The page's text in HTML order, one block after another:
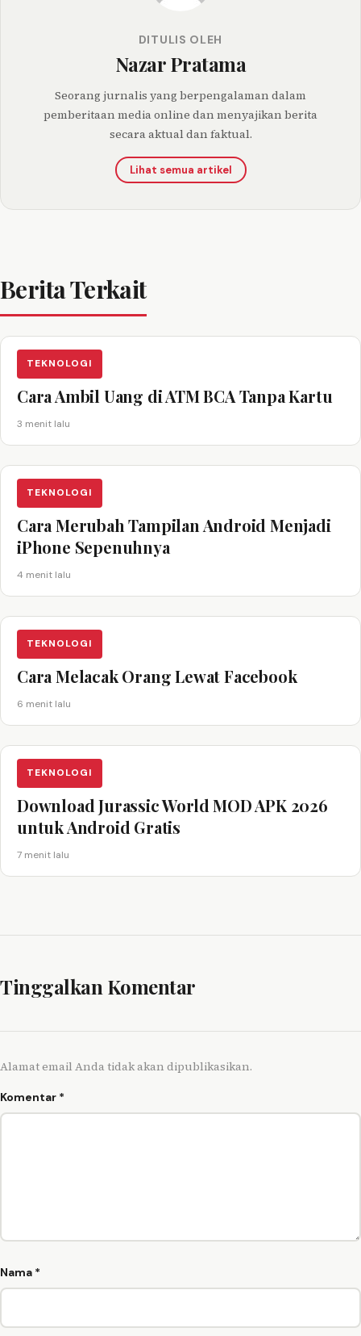
DITULIS OLEH
Nazar Pratama
Seorang jurnalis yang berpengalaman dalam
pemberitaan media online dan menyajikan berita
secara aktual dan faktual.
Lihat semua artikel
Berita Terkait
TEKNOLOGI
Cara Ambil Uang di ATM BCA Tanpa Kartu
3 menit lalu
TEKNOLOGI
Cara Merubah Tampilan Android Menjadi
iPhone Sepenuhnya
4 menit lalu
TEKNOLOGI
Cara Melacak Orang Lewat Facebook
6 menit lalu
TEKNOLOGI
Download Jurassic World MOD APK 2026
untuk Android Gratis
7 menit lalu
Tinggalkan Komentar
Alamat email Anda tidak akan dipublikasikan.
Komentar *
Nama *